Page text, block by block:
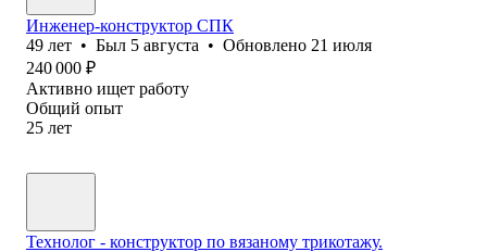
Инженер-конструктор СПК
49 лет • Был 5 августа • Обновлено 21 июля
240 000 ₽
Активно ищет работу
Общий опыт
25 лет
Технолог - конструктор по вязаному трикотажу.